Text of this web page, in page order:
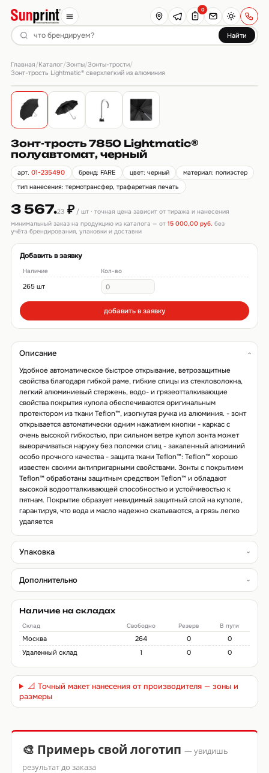
Найти
0
Главная/Каталог/Зонты/Зонты-трости/
Зонт-трость Lightmatic® сверхлегкий из алюминия
Зонт-трость 7850 Lightmatic®
полуавтомат, черный
арт.01-235490 бренд: FARE цвет: черный
материал: полиэстер
тип нанесения: термотрансфер, трафаретная печать
3 567.23₽/ шт · точная цена зависит от тиража и нанесения
минимальный заказ на продукцию из каталога — от 15 000,00 руб. без
учёта брендирования, упаковки и доставки
Добавить в заявку
Наличие Кол-во
265 шт
добавить в заявку
Описание
Удобное автоматическое быстрое открывание, ветрозащитные
свойства благодаря гибкой раме, гибкие спицы из стекловолокна,
легкий алюминиевый стержень, водо- и грязеотталкивающие
свойства покрытия купола обеспечиваются оригинальным
протектором из ткани Teflon™, изогнутая ручка из алюминия. - зонт
открывается автоматически одним нажатием кнопки - каркас с
очень высокой гибкостью, при сильном ветре купол зонта может
выворачиваться наружу без поломки спиц - закаленный алюминий
особо прочного качества - защита ткани Teflon™: Teflon™ хорошо
известен своими антипригарными свойствами. Зонты с покрытием
Teflon™ обработаны защитным средством Teflon™ и обладают
высокой водоотталкивающей способностью и устойчивостью к
пятнам. Покрытие образует невидимый защитный слой на куполе,
гарантируя, что вода и масло надежно скатываются, а грязь легко
удаляется
Упаковка
Дополнительно
Наличие на складах
Склад Свободно Резерв В пути
Москва 264 0
0
Удаленный склад
1 0 0
📐 Точный макет нанесения от производителя — зоны и
размеры
🎨 Примерь свой логотип — увидишь
результат до заказа